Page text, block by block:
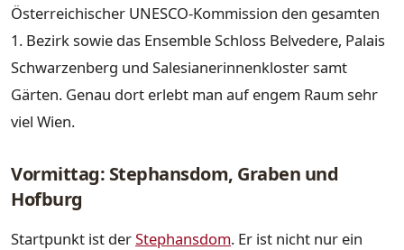
Österreichischer UNESCO-Kommission den gesamten
1. Bezirk sowie das Ensemble Schloss Belvedere, Palais
Schwarzenberg und Salesianerinnenkloster samt
Gärten. Genau dort erlebt man auf engem Raum sehr
viel Wien.
Vormittag: Stephansdom, Graben und
Hofburg
Startpunkt ist derStephansdom. Er ist nicht nur ein